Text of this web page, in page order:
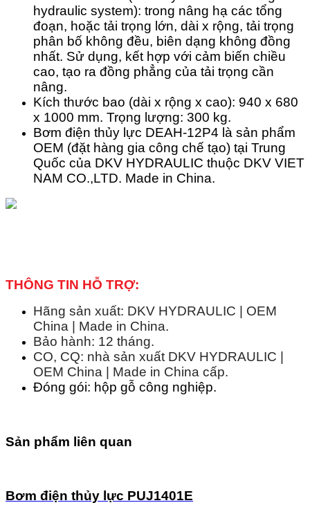
hydraulic system): trong nâng hạ các tổng
đoạn, hoặc tải trọng lớn, dài x rộng, tải trọng
phân bố không đều, biên dạng không đồng
nhất. Sử dụng, kết hợp với cảm biến chiều
cao, tạo ra đồng phẳng của tải trọng cần
nâng.
Kích thước bao (dài x rộng x cao): 940 x 680
x 1000 mm. Trọng lượng: 300 kg.
Bơm điện thủy lực DEAH-12P4 là sản phẩm
OEM (đặt hàng gia công chế tạo) tại Trung
Quốc của DKV HYDRAULIC thuộc DKV VIET
NAM CO.,LTD. Made in China.
THÔNG TIN HỖ TRỢ:
Hãng sản xuất: DKV HYDRAULIC | OEM
China | Made in China.
Bảo hành: 12 tháng.
CO, CQ: nhà sản xuất DKV HYDRAULIC |
OEM China | Made in China cấp.
Đóng gói: hộp gỗ công nghiệp.
Sản phẩm liên quan
Bơm điện thủy lực PUJ1401E